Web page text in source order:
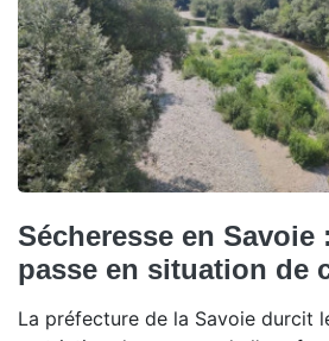
Sécheresse en Savoie
passe en situation de
La préfecture de la Savoie durcit